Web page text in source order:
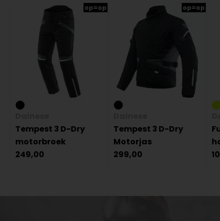
op=op
Tempest 3 D-Dry
motorbroek
249,00
op=op
Tempest 3 D-Dry
Motorjas
299,00